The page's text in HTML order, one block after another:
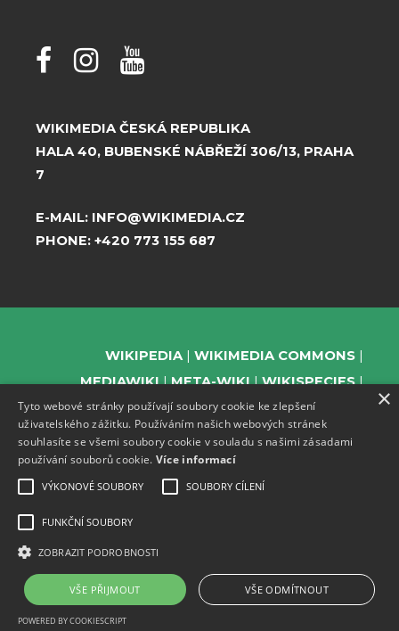
WIKIMEDIA ČESKÁ REPUBLIKA
HALA 40, BUBENSKÉ NÁBŘEŽÍ 306/13, PRAHA
7
E-MAIL: INFO@WIKIMEDIA.CZ
PHONE: +420 773 155 687
WIKIPEDIA
WIKIMEDIA COMMONS
MEDIAWIKI
META-WIKI
WIKISPECIES
WIKIBOOKS
WIKIDATA
WIKIMANIA
WIKINEWS
WIKIQUOTE
WIKISOURCE
WIKIVERSITY
EVENTS CHANNEL ON TELEGRAM
×
Tyto webové stránky používají soubory cookie ke zlepšení
uživatelského zážitku. Používáním našich webových stránek
souhlasíte se všemi soubory cookie v souladu s našimi zásadami
používání souborů cookie. Více informací
VÝKONOVÉ SOUBORY SOUBORY CÍLENÍ
FUNKČNÍ SOUBORY
ZOBRAZIT PODROBNOSTI
VŠE PŘIJMOUT VŠE ODMÍTNOUT
POWERED BY COOKIESCRIPT